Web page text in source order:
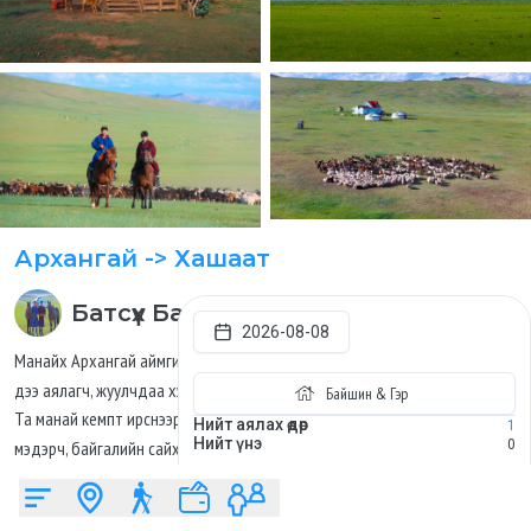
Архангай -> Хашаат
Батсүх Батжаргал
Манайх Архангай аймгийн Хашаат суманд байрлах
дээ аялагч, жуулчдаа хүлээн авч байна.
Та манай кемпт ирснээр
жинхэнэ монгол нүүдэлчин ахуйг
мэдэрч, байгалийн сайхан, уламжлалт гар урлал, ахуй соёлоор аялах
боломжтой.
📍Байршил:Архангай аймаг, Хашаат сум
2026-08-08
Байшин & Гэр
Нийт аялах өдөр 1
Нийт үнэ 0